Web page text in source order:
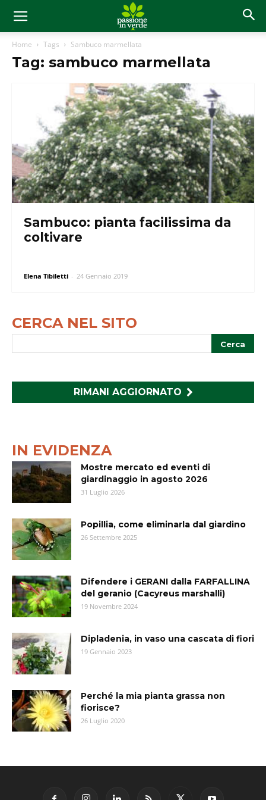
Home Tags Sambuco marmellata
Tag: sambuco marmellata
Sambuco: pianta facilissima da
coltivare
Elena Tibiletti - 24 Gennaio 2019
CERCA NEL SITO
RIMANI AGGIORNATO
IN EVIDENZA
Mostre mercato ed eventi di
giardinaggio in agosto 2026
31 Luglio 2026
Popillia, come eliminarla dal giardino
26 Settembre 2025
Difendere i GERANI dalla FARFALLINA
del geranio (Cacyreus marshalli)
19 Novembre 2024
Dipladenia, in vaso una cascata di fiori
19 Gennaio 2023
Perché la mia pianta grassa non
fiorisce?
26 Luglio 2020